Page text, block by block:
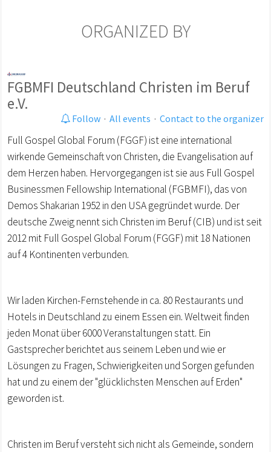
ORGANIZED BY
FGBMFI Deutschland Christen im Beruf
e.V.
Follow · All events · Contact to the organizer
Full Gospel Global Forum (FGGF) ist eine international
wirkende Gemeinschaft von Christen, die Evangelisation auf
dem Herzen haben. Hervorgegangen ist sie aus Full Gospel
Businessmen Fellowship International (FGBMFI), das von
Demos Shakarian 1952 in den USA gegründet wurde. Der
deutsche Zweig nennt sich Christen im Beruf (CIB) und ist seit
2012 mit Full Gospel Global Forum (FGGF) mit 18 Nationen
auf 4 Kontinenten verbunden.
Wir laden Kirchen-Fernstehende in ca. 80 Restaurants und
Hotels in Deutschland zu einem Essen ein. Weltweit finden
jeden Monat über 6000 Veranstaltungen statt. Ein
Gastsprecher berichtet aus seinem Leben und wie er
Lösungen zu Fragen, Schwierigkeiten und Sorgen gefunden
hat und zu einem der "glücklichsten Menschen auf Erden"
geworden ist.
Christen im Beruf versteht sich nicht als Gemeinde, sondern